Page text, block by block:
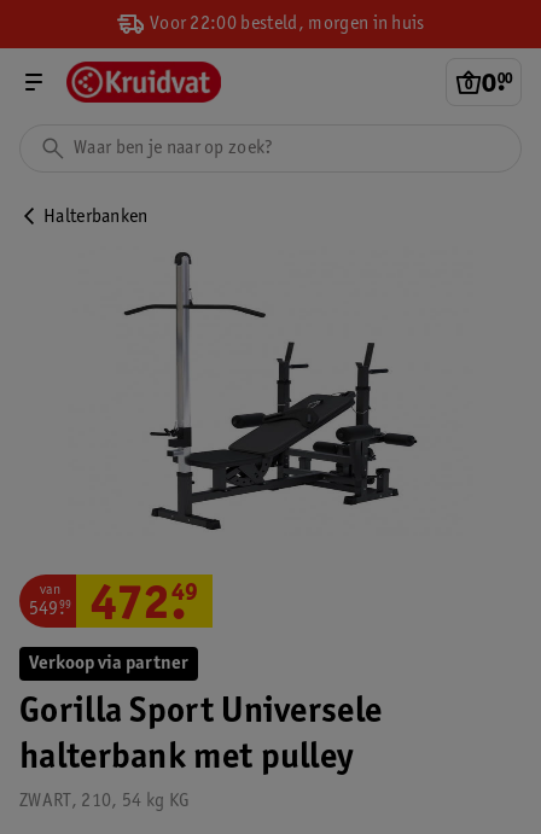
Voor 22:00 besteld, morgen in huis
0.
00
Halterbanken
Verkoop via partner
Gorilla Sport Universele
halterbank met pulley
ZWART, 210, 54 kg KG
van
549.
99 472.
49